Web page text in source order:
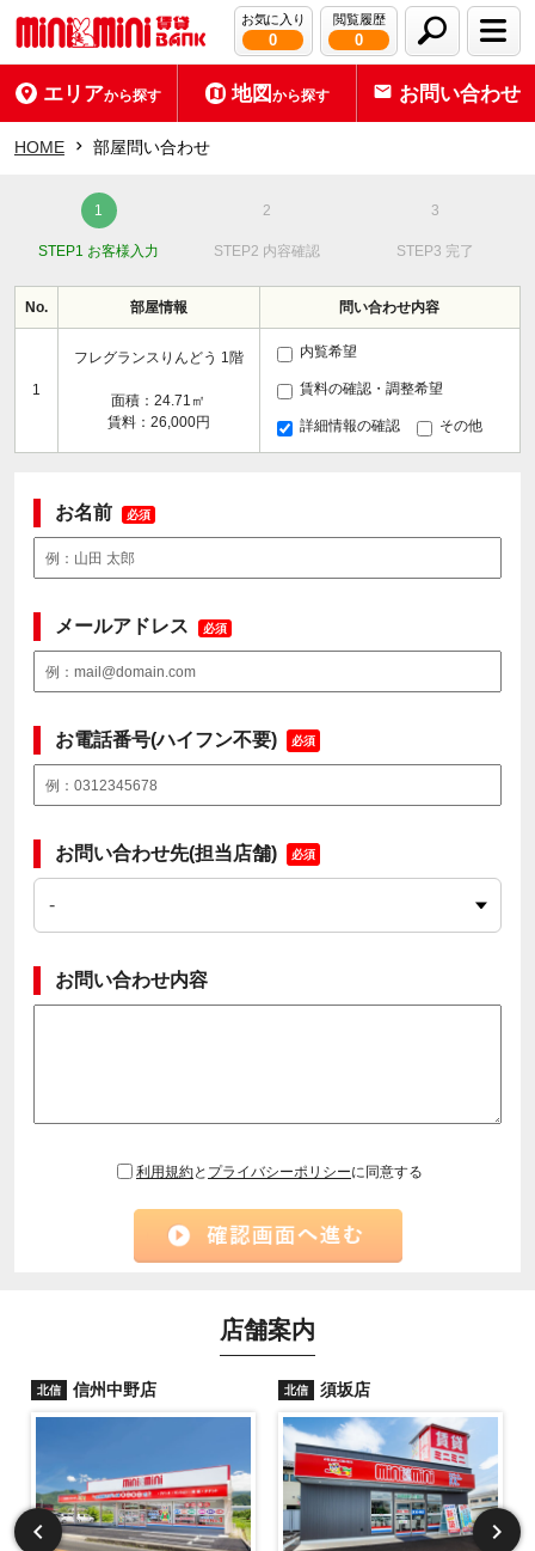
お気に入り
0
閲覧履歴
0
エリアから探す 地図から探す お問い合わせ
HOME 部屋問い合わせ
STEP1 お客様入力 STEP2 内容確認 STEP3 完了
No. 部屋情報 問い合わせ内容
1
フレグランスりんどう 1階
面積：24.71㎡
賃料：26,000円
内覧希望
賃料の確認・調整希望
詳細情報の確認 その他
お名前 必須
メールアドレス 必須
お電話番号(ハイフン不要) 必須
お問い合わせ先(担当店舗) 必須
お問い合わせ内容
利用規約と プライバシーポリシーに同意する
店舗案内
北信 信州中野店 北信 須坂店